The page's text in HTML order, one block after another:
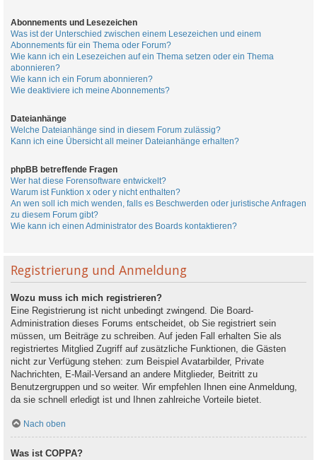
Abonnements und Lesezeichen
Was ist der Unterschied zwischen einem Lesezeichen und einem
Abonnements für ein Thema oder Forum?
Wie kann ich ein Lesezeichen auf ein Thema setzen oder ein Thema
abonnieren?
Wie kann ich ein Forum abonnieren?
Wie deaktiviere ich meine Abonnements?
Dateianhänge
Welche Dateianhänge sind in diesem Forum zulässig?
Kann ich eine Übersicht all meiner Dateianhänge erhalten?
phpBB betreffende Fragen
Wer hat diese Forensoftware entwickelt?
Warum ist Funktion x oder y nicht enthalten?
An wen soll ich mich wenden, falls es Beschwerden oder juristische Anfragen
zu diesem Forum gibt?
Wie kann ich einen Administrator des Boards kontaktieren?
Registrierung und Anmeldung
Wozu muss ich mich registrieren?
Eine Registrierung ist nicht unbedingt zwingend. Die Board-
Administration dieses Forums entscheidet, ob Sie registriert sein
müssen, um Beiträge zu schreiben. Auf jeden Fall erhalten Sie als
registriertes Mitglied Zugriff auf zusätzliche Funktionen, die Gästen
nicht zur Verfügung stehen: zum Beispiel Avatarbilder, Private
Nachrichten, E-Mail-Versand an andere Mitglieder, Beitritt zu
Benutzergruppen und so weiter. Wir empfehlen Ihnen eine Anmeldung,
da sie schnell erledigt ist und Ihnen zahlreiche Vorteile bietet.
Nach oben
Was ist COPPA?